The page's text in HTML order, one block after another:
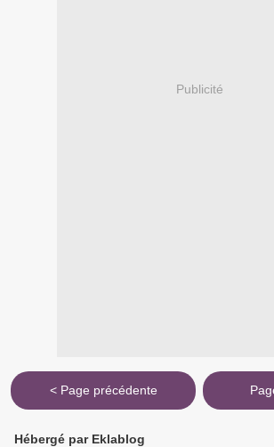
Publicité
< Page précédente
Hébergé par Eklablog